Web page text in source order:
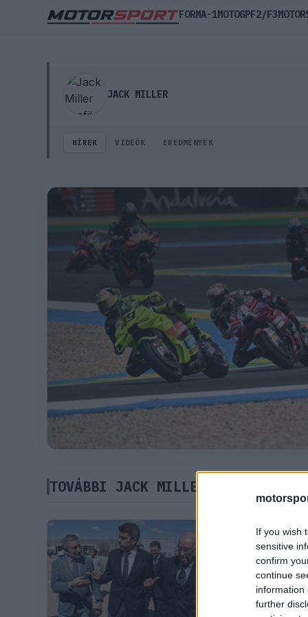
If you wish
sensitive
confirm
continue
information
further
JACK MILLER
HÍREK VIDEÓK EREDMÉNYEK
TOVÁBBI JACK MILLER HÍREK
MOTOGP
A
Adelaide
lesz,
FORMA-1MOTOGPF2/F3